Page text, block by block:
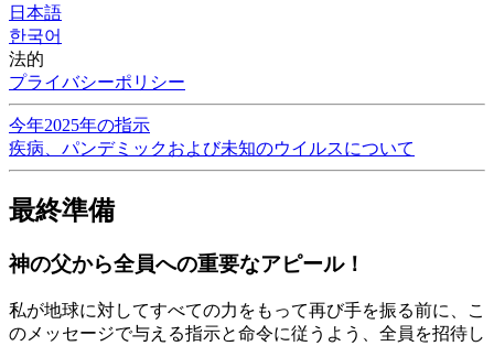
日本語
한국어
法的
プライバシーポリシー
今年2025年の指示
疾病、パンデミックおよび未知のウイルスについて
最終準備
神の父から全員への重要なアピール！
私が地球に対してすべての力をもって再び手を振る前に、こ
のメッセージで与える指示と命令に従うよう、全員を招待し